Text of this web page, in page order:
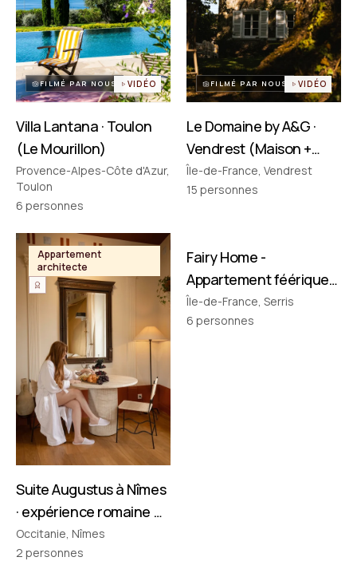
FILMÉ PAR NOUS VIDÉO
Villa Lantana · Toulon
(Le Mourillon)
Provence-Alpes-Côte d'Azur,
Toulon
6 personnes
FILMÉ PAR NOUS VIDÉO
Le Domaine by A&G ·
Vendrest (Maison +
Pavillon)
Île-de-France, Vendrest
15 personnes
Appartement
architecte
Suite Augustus à Nîmes
· expérience romaine &
cinéma privé
Occitanie, Nîmes
2 personnes
Appartement
thématique
Fairy Home -
Appartement féérique
• Disney à 10 min !
Île-de-France, Serris
6 personnes